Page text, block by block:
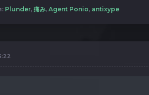
Plunder, 痛み, Agent Ponio, antixype